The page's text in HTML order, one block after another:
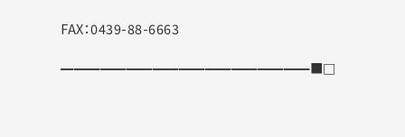
FAX：0439-88-6663
━━━━━━━━━━━━━━━━━━━■□